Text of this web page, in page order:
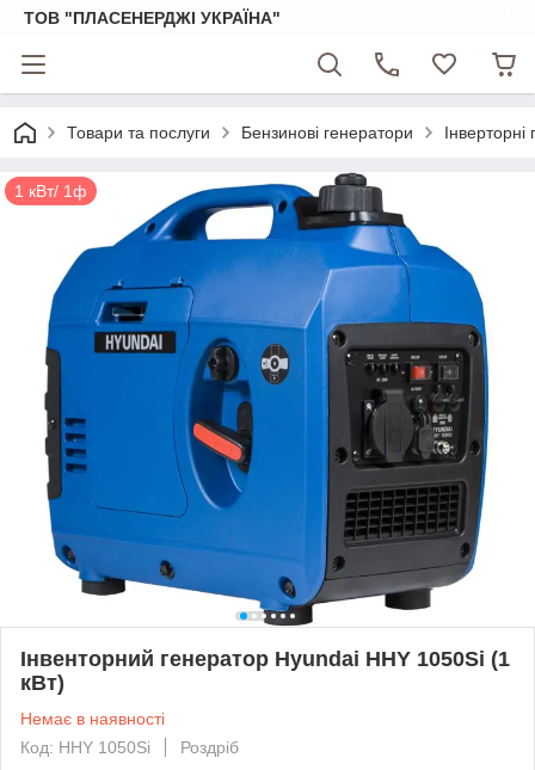
ТОВ "ПЛАСЕНЕРДЖІ УКРАЇНА"
Товари та послуги Бензинові генератори
1 кВт/ 1ф
Інвенторний генератор Hyundai HHY 1050Si (1
кВт)
Немає в наявності
Код: HHY 1050Si
Роздріб